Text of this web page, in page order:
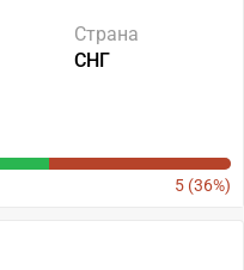
Страна
СНГ
5 (36%)